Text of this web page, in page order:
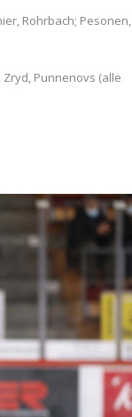
Rohrbach; Pesonen,
Zryd, Punnenovs (alle